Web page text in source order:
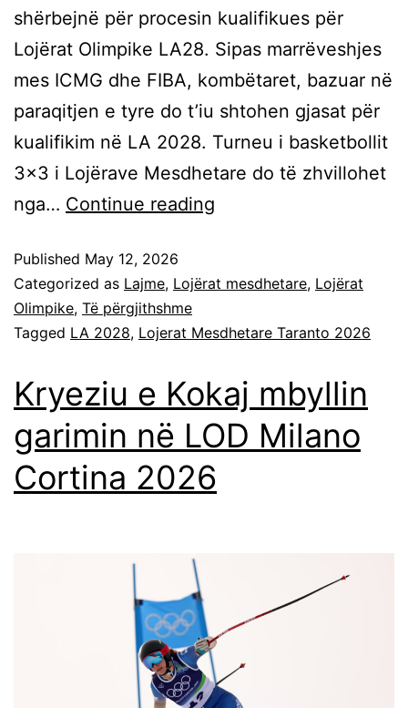
shërbejnë për procesin kualifikues për
Lojërat Olimpike LA28. Sipas marrëveshjes
mes ICMG dhe FIBA, kombëtaret, bazuar në
paraqitjen e tyre do t’iu shtohen gjasat për
kualifikim në LA 2028. Turneu i basketbollit
3×3 i Lojërave Mesdhetare do të zhvillohet
nga… Continue reading
Published May 12, 2026
Categorized as Lajme, Lojërat mesdhetare, Lojërat
Olimpike, Të përgjithshme
Tagged LA 2028, Lojerat Mesdhetare Taranto 2026
Kryeziu e Kokaj mbyllin
garimin në LOD Milano
Cortina 2026